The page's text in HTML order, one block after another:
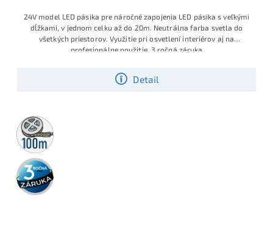
Detail
24V model LED pásika pre náročné zapojenia LED pásika s veľkými
dĺžkami, v jednom celku až do 20m. Neutrálna farba svetla do
všetkých priestorov. Využitie pri osvetlení interiérov aj na
profesionálne použitie, 3 ročná záruka
100m
rolka
3 roky
záruka